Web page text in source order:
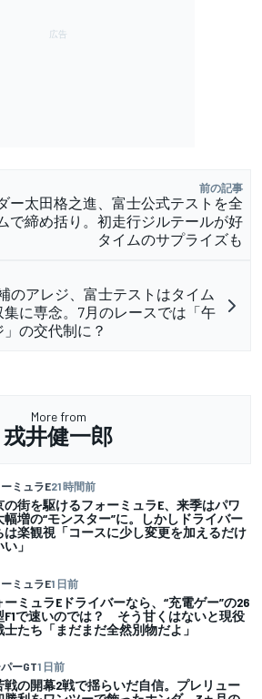
前の記事
ー太田格之進、富士公式テストを全
で締め括り。初走行ジルテールが好
タイムのサプライズも
のアレジ、富士テストはタイム
に専念。7月のレースでは「午
の交代制に？
More from
戎井健一郎
ミュラE21 時間前
の街を駆けるフォーミュラE、来季はパワ
幅増の“モンスター”に。しかしドライバー
は楽観視「コースに少し変更を加えるだけ
」
ミュラE1 日前
ーミュラEドライバーなら、“充電ゲー”の26
F1で速いのでは？ そう甘くはないと現役
士たち「まだまだ全然別物だよ」
ーGT1 日前
戦の開幕2戦で揺らいだ自信。プレリュー